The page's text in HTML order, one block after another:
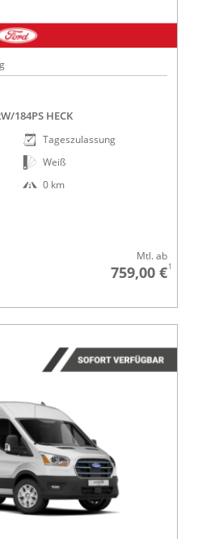
184PS HECK
Tageszulassung
Weiß
0 km
Mtl. ab
759,00 €1